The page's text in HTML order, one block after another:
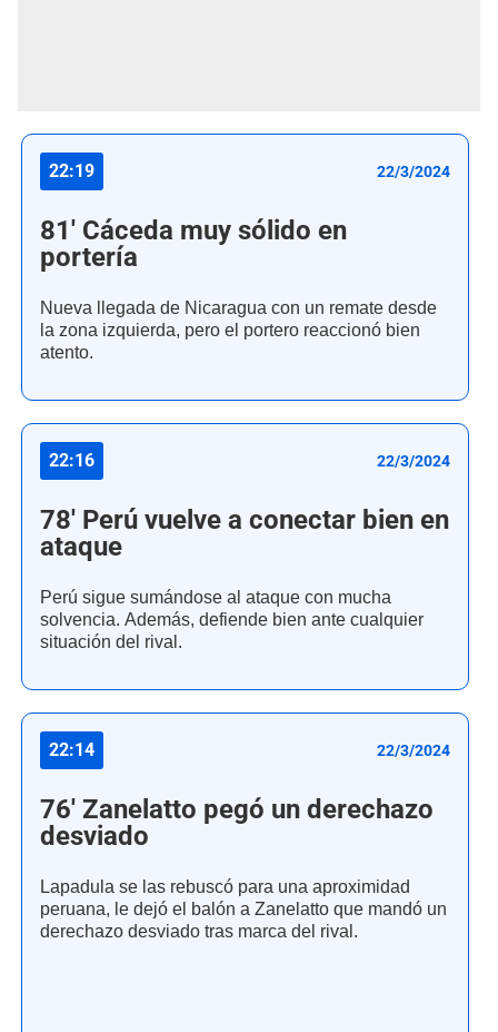
22:19 22/3/2024
81' Cáceda muy sólido en
portería
Nueva llegada de Nicaragua con un remate desde
la zona izquierda, pero el portero reaccionó bien
atento.
22:16 22/3/2024
78' Perú vuelve a conectar bien en
ataque
Perú sigue sumándose al ataque con mucha
solvencia. Además, defiende bien ante cualquier
situación del rival.
22:14 22/3/2024
76' Zanelatto pegó un derechazo
desviado
Lapadula se las rebuscó para una aproximidad
peruana, le dejó el balón a Zanelatto que mandó un
derechazo desviado tras marca del rival.